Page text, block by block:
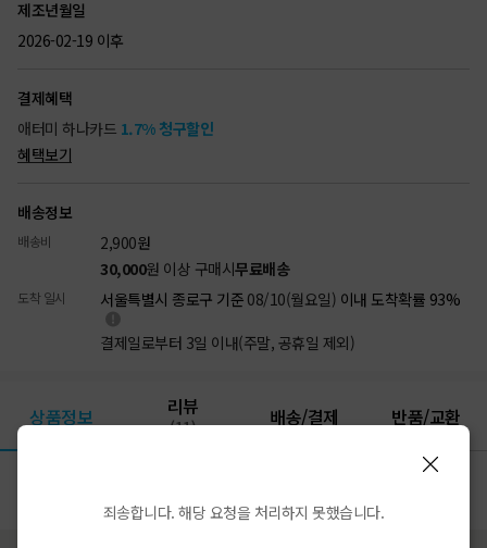
제조년월일
2026-02-19 이후
결제혜택
애터미 하나카드 1.7% 청구할인
혜택보기
배송정보
배송비 2,900원
30,000원 이상 구매시무료배송
도착 일시 서울특별시 종로구 기준 08/10(월요일) 이내 도착확률 93%
결제일로부터 3일 이내(주말, 공휴일 제외)
상품정보 리뷰
(11) 배송/결제 반품/교환
죄송합니다. 해당 요청을 처리하지 못했습니다.